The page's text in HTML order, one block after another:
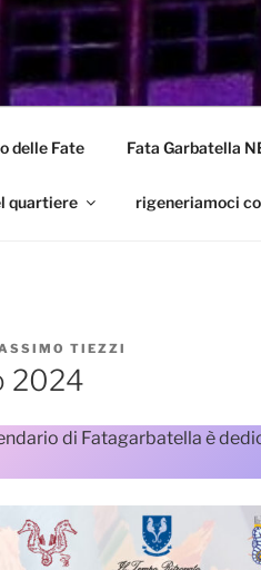
della Garbatella
delle Fate Fata Garbatella
quartiere rigeneriamoci
TIEZZI
2024
di Fatagarbatella è